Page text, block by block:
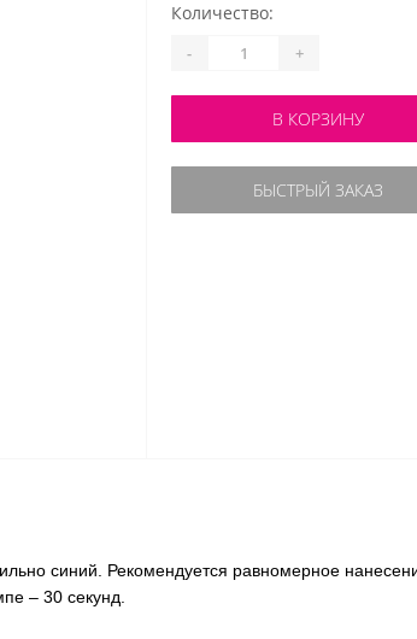
Количество:
- +
В КОРЗИНУ
БЫСТРЫЙ ЗАКАЗ
синий. Рекомендуется равномерное
– 30 секунд.